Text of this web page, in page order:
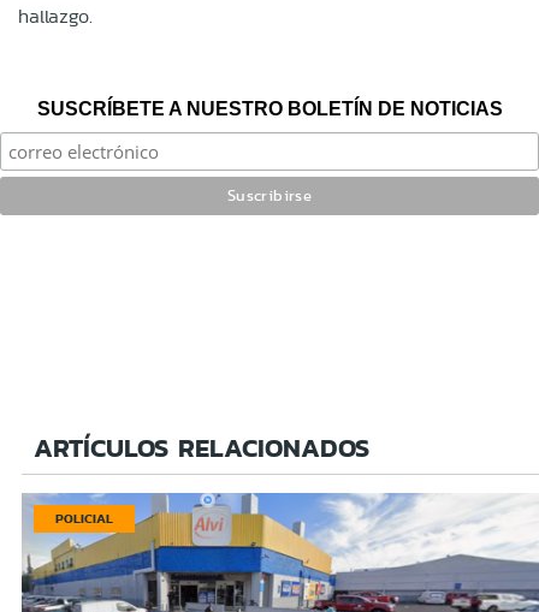
hallazgo.
SUSCRÍBETE A NUESTRO BOLETÍN DE NOTICIAS
ARTÍCULOS RELACIONADOS
POLICIAL